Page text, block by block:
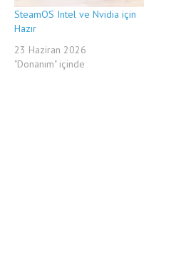
SteamOS Intel ve Nvidia için
Hazır
23 Haziran 2026
"Donanım" içinde